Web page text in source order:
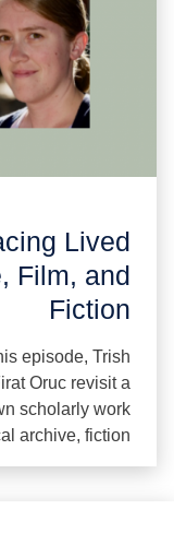
Lived
Film, and
Fiction
episode, Trish
Oruc revisit a
scholarly work
archive, fiction…